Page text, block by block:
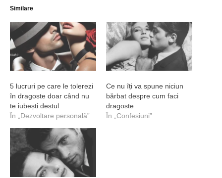
Similare
5 lucruri pe care le tolerezi
în dragoste doar când nu
te iubești destul
În „Dezvoltare personală”
Ce nu îți va spune niciun
bărbat despre cum faci
dragoste
În „Confesiuni”